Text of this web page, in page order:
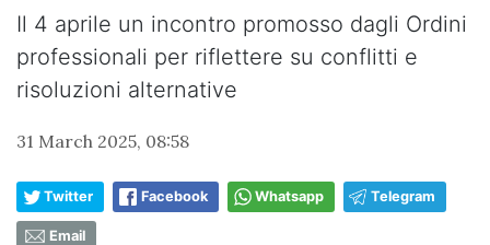
Il 4 aprile un incontro promosso dagli Ordini
professionali per riflettere su conflitti e
risoluzioni alternative
31 March 2025, 08:58
Twitter Facebook Whatsapp Telegram
Email